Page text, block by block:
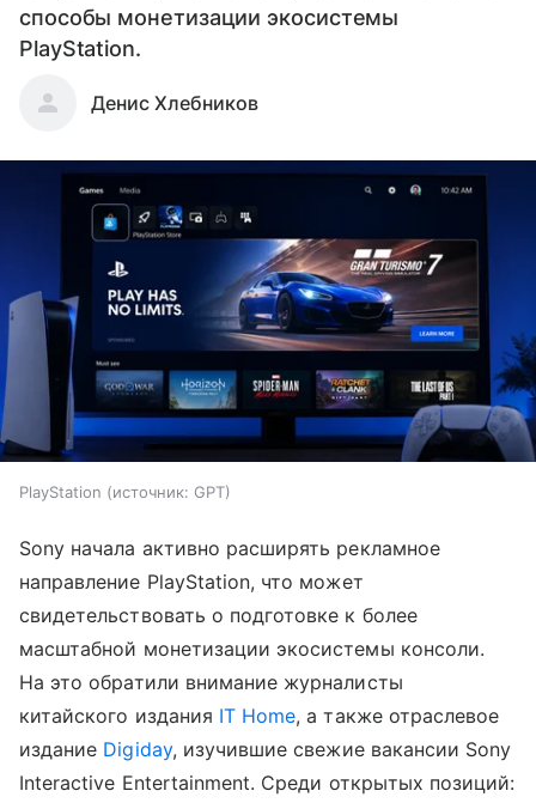
способы монетизации экосистемы
PlayStation.
Денис Хлебников
PlayStation источник: GPT
Sony начала активно расширять рекламное
направление PlayStation, что может
свидетельствовать о подготовке к более
масштабной монетизации экосистемы консоли.
На это обратили внимание журналисты
китайского издания IT Home, а также отраслевое
издание Digiday, изучившие свежие вакансии Sony
Interactive Entertainment. Среди открытых позиций: